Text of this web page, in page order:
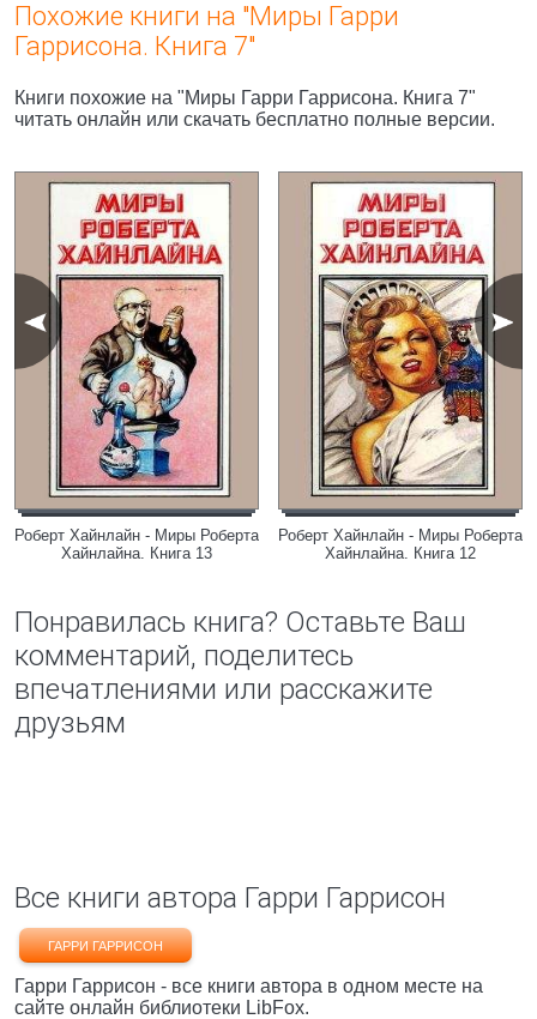
Похожие книги на "Миры Гарри
Гаррисона. Книга 7"
Книги похожие на "Миры Гарри Гаррисона. Книга 7"
читать онлайн или скачать бесплатно полные версии.
Роберт Хайнлайн - Миры Роберта
Хайнлайна. Книга 13
Роберт Хайнлайн - Миры Роберта
Хайнлайна. Книга 12
Понравилась книга? Оставьте Ваш
комментарий, поделитесь
впечатлениями или расскажите
друзьям
Все книги автора Гарри Гаррисон
ГАРРИ ГАРРИСОН
Гарри Гаррисон - все книги автора в одном месте на
сайте онлайн библиотеки LibFox.